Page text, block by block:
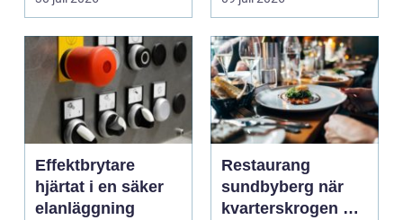
Effektbrytare
hjärtat i en säker
elanläggning
Restaurang
sundbyberg när
kvarterskrogen blir